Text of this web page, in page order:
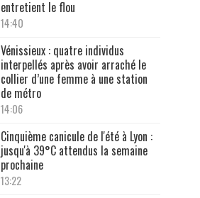
entretient le flou
14:40
Vénissieux : quatre individus
interpellés après avoir arraché le
collier d’une femme à une station
de métro
14:06
Cinquième canicule de l'été à Lyon :
jusqu'à 39°C attendus la semaine
prochaine
13:22